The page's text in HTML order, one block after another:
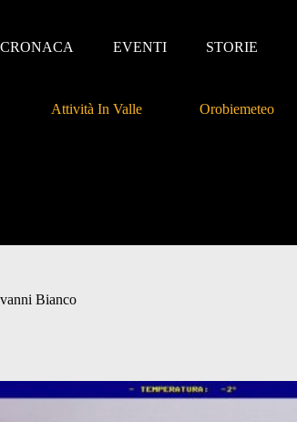
CRONACA EVENTI STORIE
Attività In Valle Orobiemeteo
Bianco